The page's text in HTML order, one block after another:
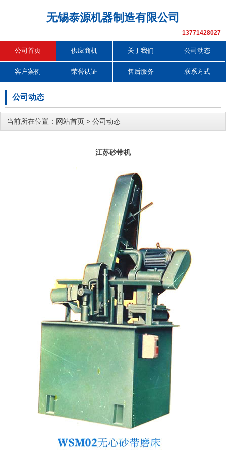
无锡泰源机器制造有限公司
13771428027
公司首页 供应商机 关于我们 公司动态
客户案例 荣誉认证 售后服务 联系方式
公司动态
当前所在位置： 网站首页 > 公司动态
江苏砂带机